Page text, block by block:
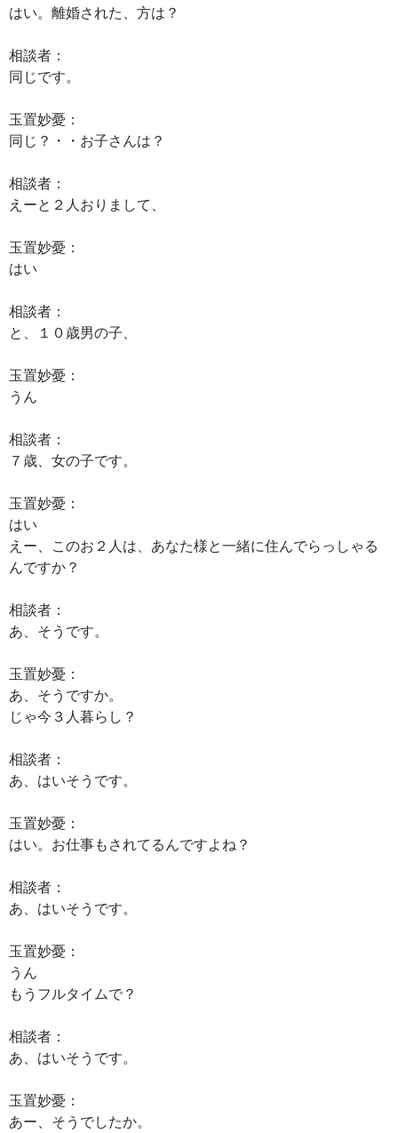
はい。離婚された、方は？
相談者：
同じです。
玉置妙憂：
同じ？・・お子さんは？
相談者：
えーと２人おりまして、
玉置妙憂：
はい
相談者：
と、１０歳男の子、
玉置妙憂：
うん
相談者：
７歳、女の子です。
玉置妙憂：
はい
えー、このお２人は、あなた様と一緒に住んでらっしゃる
んですか？
相談者：
あ、そうです。
玉置妙憂：
あ、そうですか。
じゃ今３人暮らし？
相談者：
あ、はいそうです。
玉置妙憂：
はい。お仕事もされてるんですよね？
相談者：
あ、はいそうです。
玉置妙憂：
うん
もうフルタイムで？
相談者：
あ、はいそうです。
玉置妙憂：
あー、そうでしたか。